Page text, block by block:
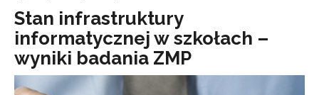
Stan infrastruktury
informatycznej w szkołach –
wyniki badania ZMP